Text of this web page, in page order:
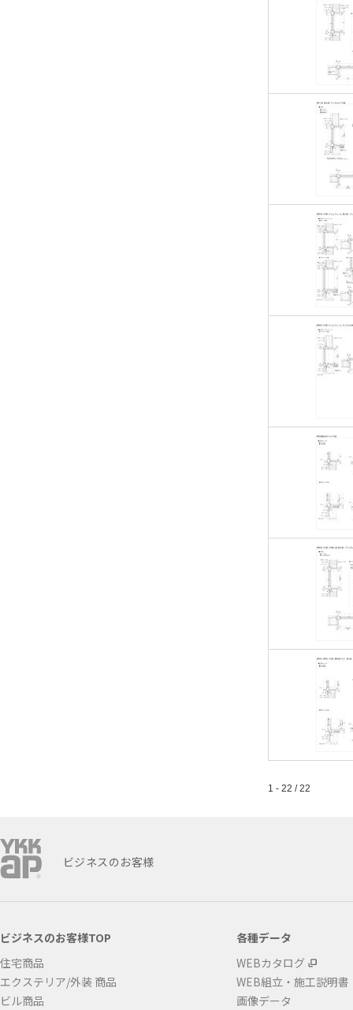
1 - 22 / 22
ビジネスのお客様
ビジネスのお客様TOP
住宅商品
エクステリア/外装 商品
ビル商品
各種データ
WEBカタログ
WEB組立・施工説明書
画像データ